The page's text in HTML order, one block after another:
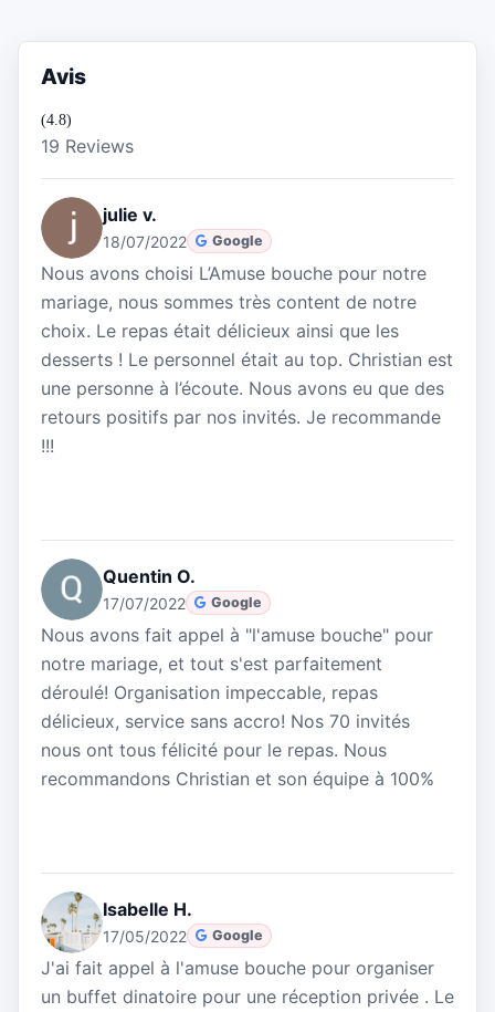
Avis
(4.8)
19 Reviews
julie v.
18/07/2022 Google
Nous avons choisi L’Amuse bouche pour notre
mariage, nous sommes très content de notre
choix. Le repas était délicieux ainsi que les
desserts ! Le personnel était au top. Christian est
une personne à l’écoute. Nous avons eu que des
retours positifs par nos invités. Je recommande
!!!
Quentin O.
17/07/2022 Google
Nous avons fait appel à "l'amuse bouche" pour
notre mariage, et tout s'est parfaitement
déroulé! Organisation impeccable, repas
délicieux, service sans accro! Nos 70 invités
nous ont tous félicité pour le repas. Nous
recommandons Christian et son équipe à 100%
Isabelle H.
17/05/2022 Google
J'ai fait appel à l'amuse bouche pour organiser
un buffet dinatoire pour une réception privée . Le